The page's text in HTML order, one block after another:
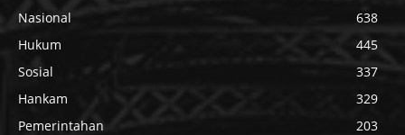
Nasional
638
Hukum
445
Sosial
337
Hankam
329
Pemerintahan
203